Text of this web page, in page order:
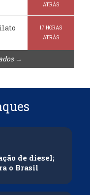
ATRÁS
17 HORAS
ATRÁS
→
de diesel;
o Brasil